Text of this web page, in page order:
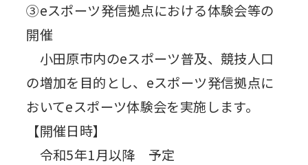
③eスポーツ発信拠点における体験会等の
開催
小田原市内のeスポーツ普及、競技人口
の増加を目的とし、eスポーツ発信拠点に
おいてeスポーツ体験会を実施します。
【開催日時】
令和5年1月以降 予定